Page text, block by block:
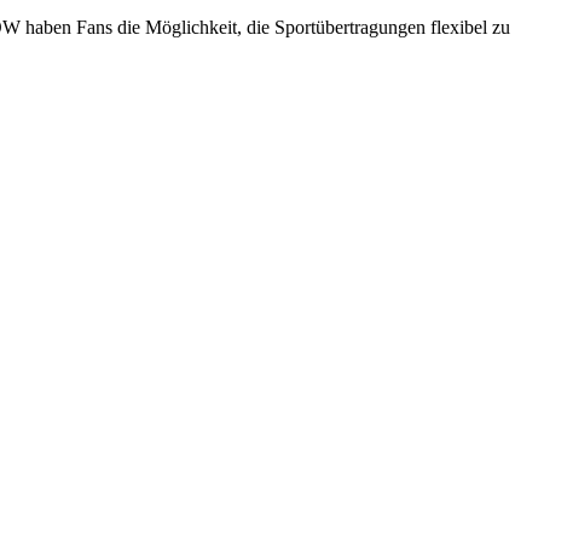
haben Fans die Möglichkeit, die Sportübertragungen flexibel zu